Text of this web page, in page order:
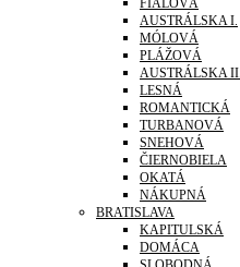
AUSTRÁLSKA I.
MÓLOVÁ
PLÁŽOVÁ
AUSTRÁLSKA II.
LESNÁ
ROMANTICKÁ
TURBANOVÁ
SNEHOVÁ
ČIERNOBIELA
OKATÁ
NÁKUPNÁ
BRATISLAVA
KAPITULSKÁ
DOMÁCA